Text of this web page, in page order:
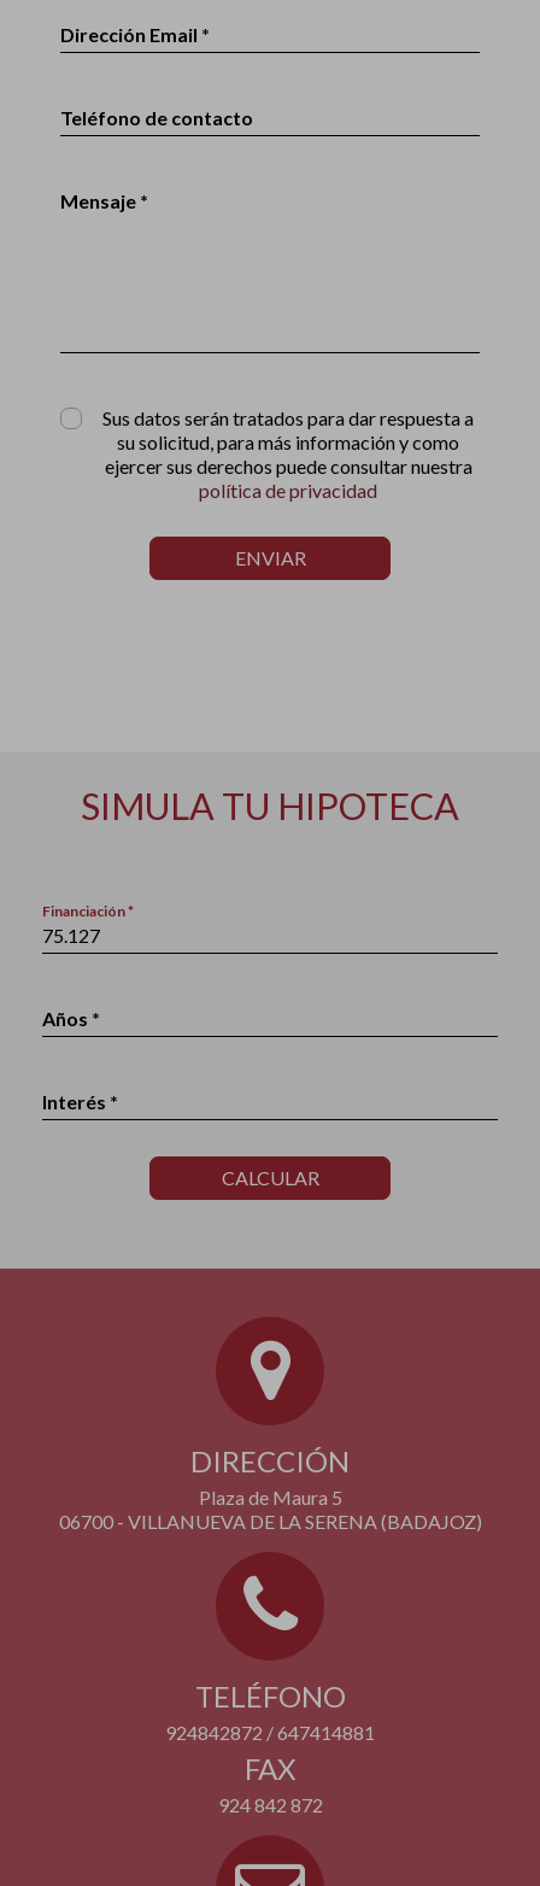
Dirección Email *
Teléfono de contacto
Mensaje *
Sus datos serán tratados para dar respuesta a
su solicitud, para más información y como
ejercer sus derechos puede consultar nuestra
política de privacidad
ENVIAR
SIMULA TU HIPOTECA
Financiación *
Años *
Interés *
CALCULAR
DIRECCIÓN
Plaza de Maura 5
06700 - VILLANUEVA DE LA SERENA (BADAJOZ)
TELÉFONO
924842872 / 647414881
FAX
924 842 872